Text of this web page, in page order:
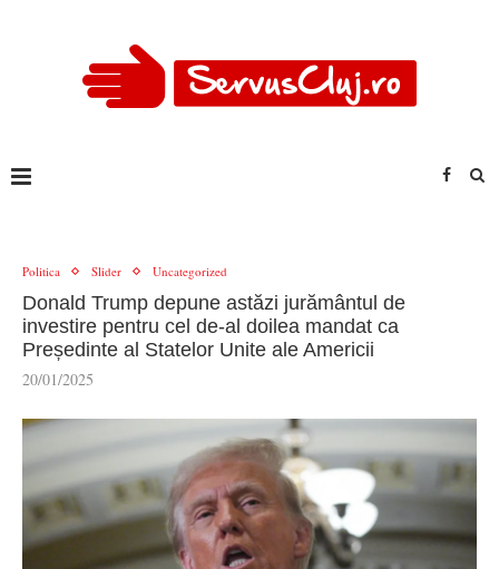
Politica Slider Uncategorized
Donald Trump depune astăzi jurământul de
investire pentru cel de-al doilea mandat ca
Președinte al Statelor Unite ale Americii
20/01/2025